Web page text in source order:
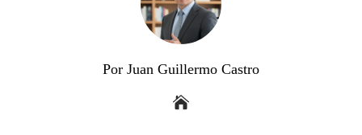
Por Juan Guillermo Castro